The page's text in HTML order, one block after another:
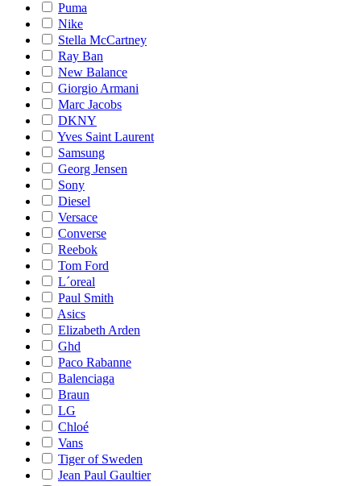
Puma
Nike
Stella McCartney
Ray Ban
New Balance
Giorgio Armani
Marc Jacobs
DKNY
Yves Saint Laurent
Samsung
Georg Jensen
Sony
Diesel
Versace
Converse
Reebok
Tom Ford
L´oreal
Paul Smith
Asics
Elizabeth Arden
Ghd
Paco Rabanne
Balenciaga
Braun
LG
Chloé
Vans
Tiger of Sweden
Jean Paul Gaultier